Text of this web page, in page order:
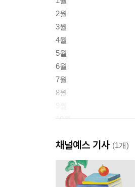
2월
3월
4월
5월
6월
7월
8월
10월
12월
채널예스 기사 (1개)